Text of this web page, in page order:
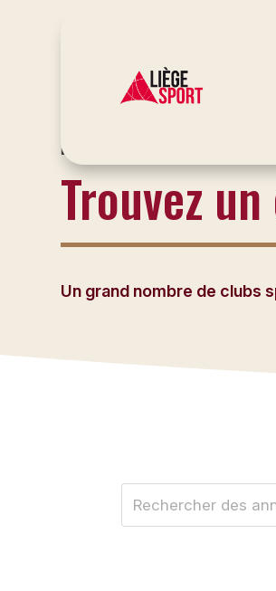
LE SITE DU SPORT À LIÈGE
Trouvez
Un grand nombre de clubs